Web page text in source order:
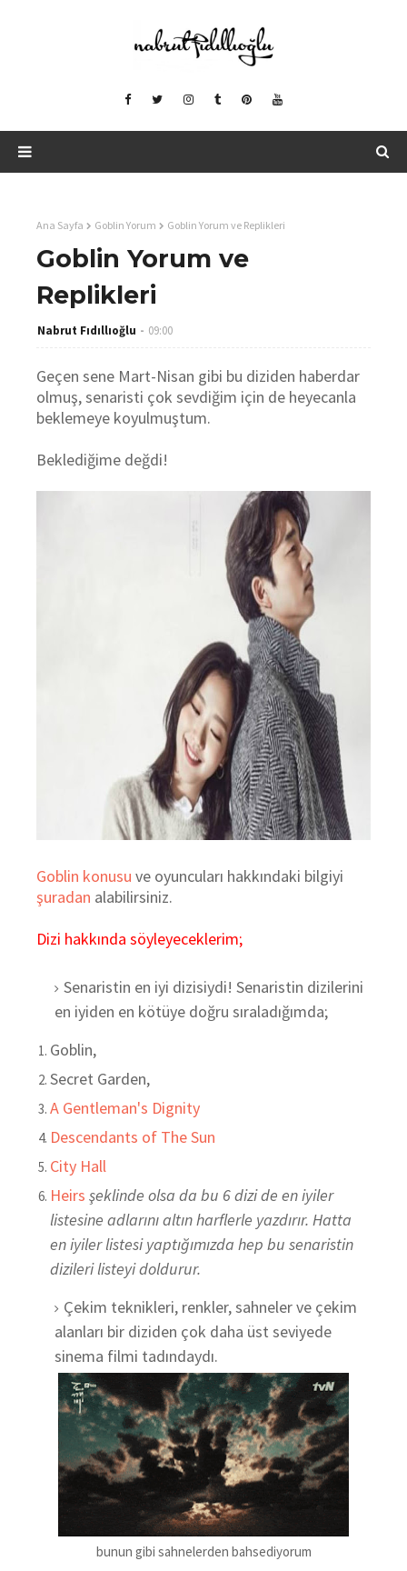
Ana Sayfa Goblin Yorum Goblin Yorum ve Replikleri
Goblin Yorum ve
Replikleri
Nabrut Fıdıllıoğlu 09:00
Geçen sene Mart-Nisan gibi bu diziden haberdar
olmuş, senaristi çok sevdiğim için de heyecanla
beklemeye koyulmuştum.
Beklediğime değdi!
Goblin konusu ve oyuncuları hakkındaki bilgiyi
şuradan alabilirsiniz.
Dizi hakkında söyleyeceklerim;
Senaristin en iyi dizisiydi! Senaristin dizilerini
en iyiden en kötüye doğru sıraladığımda;
Goblin,
Secret Garden,
A Gentleman's Dignity
Descendants of The Sun
City Hall
Heirs şeklinde olsa da bu 6 dizi de en iyiler
listesine adlarını altın harflerle yazdırır. Hatta
en iyiler listesi yaptığımızda hep bu senaristin
dizileri listeyi doldurur.
Çekim teknikleri, renkler, sahneler ve çekim
alanları bir diziden çok daha üst seviyede
sinema filmi tadındaydı.
bunun gibi sahnelerden bahsediyorum